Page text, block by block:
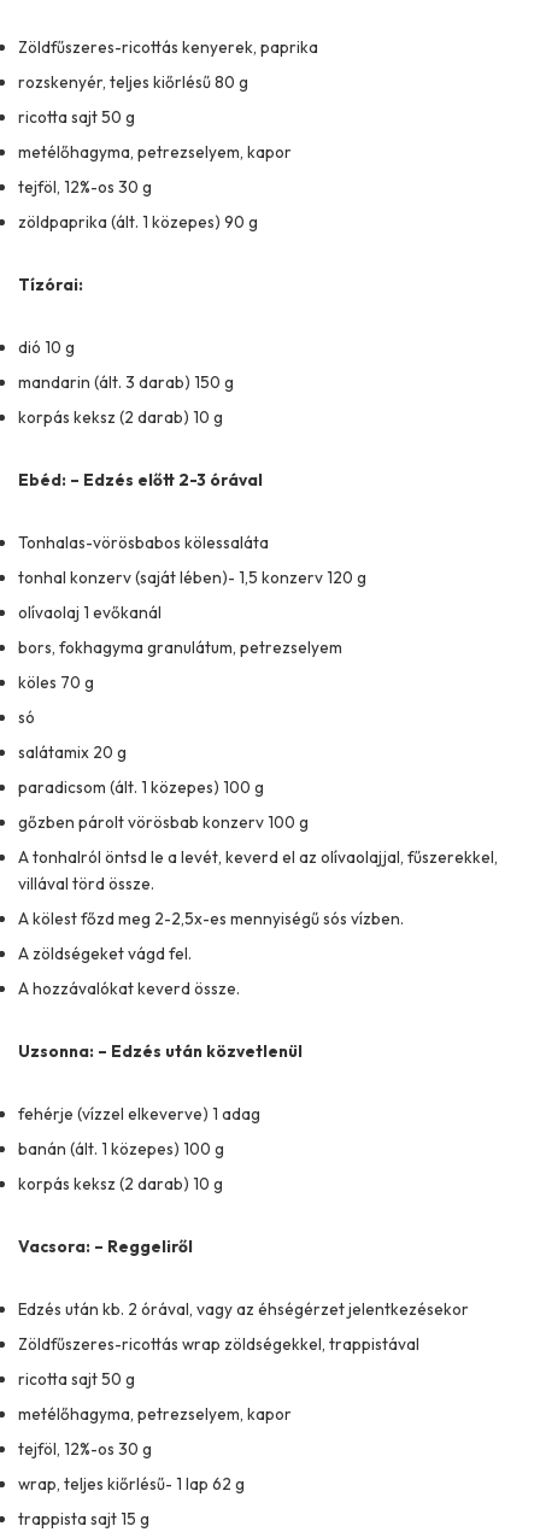
Zöldfűszeres-ricottás kenyerek, paprika
rozskenyér, teljes kiőrlésű 80 g
ricotta sajt 50 g
metélőhagyma, petrezselyem, kapor
tejföl, 12%-os 30 g
zöldpaprika (ált. 1 közepes) 90 g
Tízórai:
dió 10 g
mandarin (ált. 3 darab) 150 g
korpás keksz (2 darab) 10 g
Ebéd: – Edzés előtt 2-3 órával
Tonhalas-vörösbabos kölessaláta
tonhal konzerv (saját lében)- 1,5 konzerv 120 g
olívaolaj 1 evőkanál
bors, fokhagyma granulátum, petrezselyem
köles 70 g
só
salátamix 20 g
paradicsom (ált. 1 közepes) 100 g
gőzben párolt vörösbab konzerv 100 g
A tonhalról öntsd le a levét, keverd el az olívaolajjal, fűszerekkel,
villával törd össze.
A kölest főzd meg 2-2,5x-es mennyiségű sós vízben.
A zöldségeket vágd fel.
A hozzávalókat keverd össze.
Uzsonna: – Edzés után közvetlenül
fehérje (vízzel elkeverve) 1 adag
banán (ált. 1 közepes) 100 g
korpás keksz (2 darab) 10 g
Vacsora: – Reggeliről
Edzés után kb. 2 órával, vagy az éhségérzet jelentkezésekor
Zöldfűszeres-ricottás wrap zöldségekkel, trappistával
ricotta sajt 50 g
metélőhagyma, petrezselyem, kapor
tejföl, 12%-os 30 g
wrap, teljes kiőrlésű- 1 lap 62 g
trappista sajt 15 g